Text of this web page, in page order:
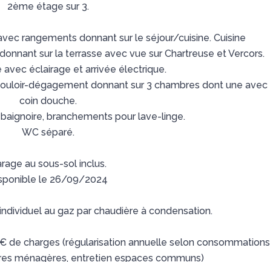
2ème étage sur 3.
rangements donnant sur le séjour/cuisine. Cuisine
sur la terrasse avec vue sur Chartreuse et Vercors.
avec éclairage et arrivée électrique.
dégagement donnant sur 3 chambres dont une avec
coin douche.
branchements pour lave-linge.
WC séparé.
au sous-sol inclus.
le 26/09/2024
au gaz par chaudière à condensation.
de charges (régularisation annuelle selon consommations
ménagères, entretien espaces communs)